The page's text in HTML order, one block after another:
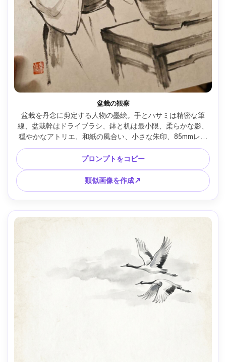
盆栽の観察
盆栽を丹念に剪定する人物の墨絵。手とハサミは精密な筆
線、盆栽幹はドライブラシ、鉢と机は最小限、柔らかな影、
穏やかなアトリエ、和紙の風合い、小さな朱印、85mmレン
ズ、浅い被写界深度、柔らかなシネマ調 --ar 4:5
プロンプトをコピー
類似画像を作成↗